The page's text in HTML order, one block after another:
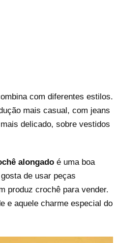
com diferentes estilos.
mais casual, com jeans
delicado, sobre vestidos
alongado é uma boa
de usar peças
produz crochê para vender.
e aquele charme especial do